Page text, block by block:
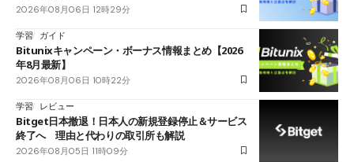
2026年08月06日 12時29分
学習 ガイド
Bitunixキャンペーン・ボーナス情報まとめ【2026
年8月最新】
2026年08月06日 10時22分
学習 レビュー
Bitget日本撤退！日本人の新規登録停止＆サービス
終了へ 理由と代わりの取引所も解説
2026年08月05日 11時09分